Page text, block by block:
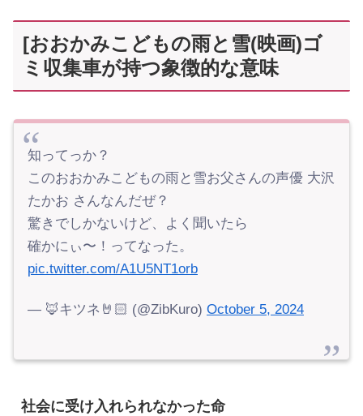
[おおかみこどもの雨と雪(映画)ゴ
ミ収集車が持つ象徴的な意味
知ってっか？
このおおかみこどもの雨と雪お父さんの声優 大沢
たかお さんなんだぜ？
驚きでしかないけど、よく聞いたら
確かにぃ〜！ってなった。
pic.twitter.com/A1U5NT1orb
— 🦊キツネ🤘🏻 (@ZibKuro) October 5, 2024
社会に受け入れられなかった命